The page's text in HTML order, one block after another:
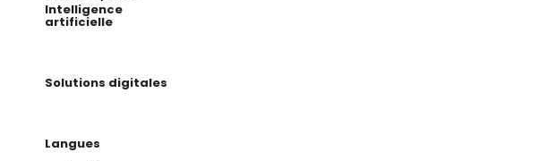
Intelligence
artificielle
Solutions digitales
Langues